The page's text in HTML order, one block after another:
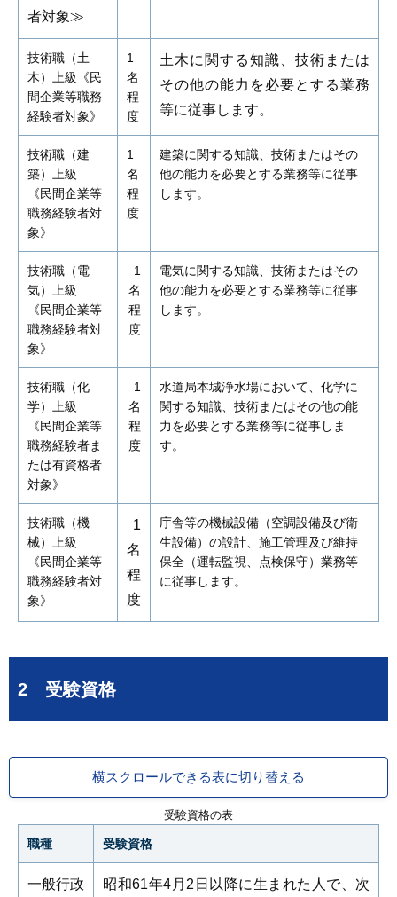
者対象≫
技術職（土
木）上級《民
間企業等職務
経験者対象》
1
名
程
度
土木に関する知識、技術または
その他の能力を必要とする業務
等に従事します。
技術職（建
築）上級
《民間企業等
職務経験者対
象》
1
名
程
度
建築に関する知識、技術またはその
他の能力を必要とする業務等に従事
します。
技術職（電
気）上級
《民間企業等
職務経験者対
象》
1
名
程
度
電気に関する知識、技術またはその
他の能力を必要とする業務等に従事
します。
技術職（化
学）上級
《民間企業等
職務経験者ま
たは有資格者
対象》
1
名
程
度
水道局本城浄水場において、化学に
関する知識、技術またはその他の能
力を必要とする業務等に従事しま
す。
技術職（機
械）上級
《民間企業等
職務経験者対
象》
1
名
程
度
庁舎等の機械設備（空調設備及び衛
生設備）の設計、施工管理及び維持
保全（運転監視、点検保守）業務等
に従事します。
2 受験資格
横スクロールできる表に切り替える
受験資格の表
職種 受験資格
一般行政 昭和61年4月2日以降に生まれた人で、次